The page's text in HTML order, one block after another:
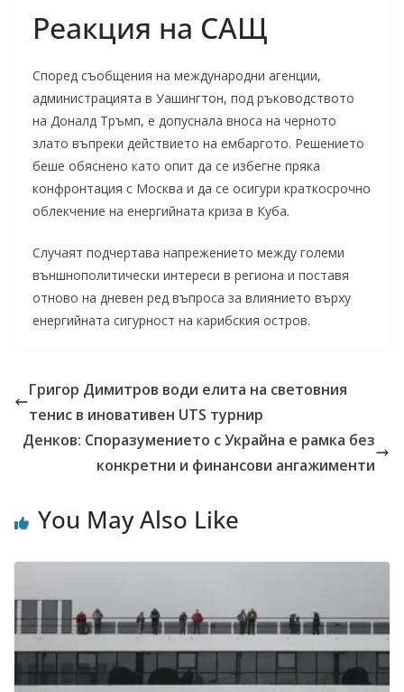
Реакция на САЩ
Според съобщения на международни агенции,
администрацията в Уашингтон, под ръководството
на Доналд Тръмп, е допуснала вноса на черното
злато въпреки действието на ембаргото. Решението
беше обяснено като опит да се избегне пряка
конфронтация с Москва и да се осигури краткосрочно
облекчение на енергийната криза в Куба.
Случаят подчертава напрежението между големи
външнополитически интереси в региона и поставя
отново на дневен ред въпроса за влиянието върху
енергийната сигурност на карибския остров.
Григор Димитров води елита на световния
тенис в иновативен UTS турнир
Денков: Споразумението с Украйна е рамка без
конкретни и финансови ангажименти
You May Also Like